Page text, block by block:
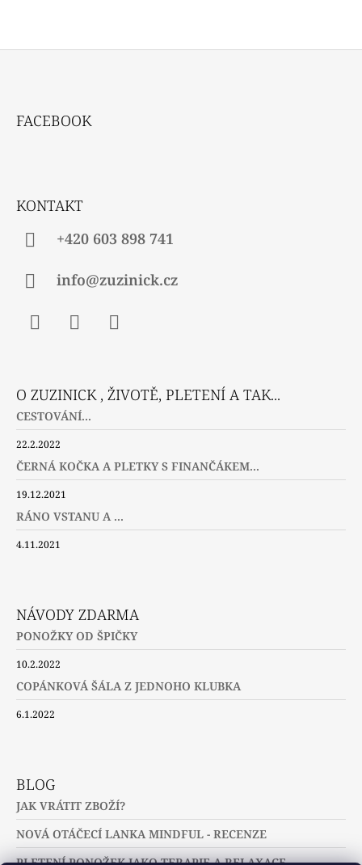
FACEBOOK
KONTAKT
+420 603 898 741
info@zuzinick.cz
O ZUZINICK , ŽIVOTĚ, PLETENÍ A TAK...
CESTOVÁNÍ...
22.2.2022
ČERNÁ KOČKA A PLETKY S FINANČÁKEM...
19.12.2021
RÁNO VSTANU A ...
4.11.2021
NÁVODY ZDARMA
PONOŽKY OD ŠPIČKY
10.2.2022
COPÁNKOVÁ ŠÁLA Z JEDNOHO KLUBKA
6.1.2022
BLOG
JAK VRÁTIT ZBOŽÍ?
NOVÁ OTÁČECÍ LANKA MINDFUL - RECENZE